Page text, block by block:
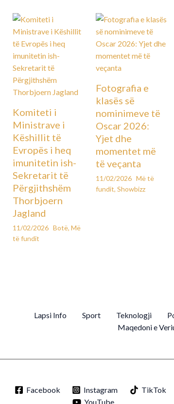
Komiteti i
Ministrave i
Këshillit të
Evropës i heq
imunitetin ish-
Sekretarit të
Përgjithshëm
Thorbjoern
Jagland
11/02/2026 Botë, Më
të fundit
Fotografia e
klasës së
nominimeve të
Oscar 2026:
Yjet dhe
momentet më
të veçanta
11/02/2026 Më të
fundit,Showbizz
Lapsi Info Sport Teknologji
Maqedoni e
Facebook Instagram
TikTok
YouTube